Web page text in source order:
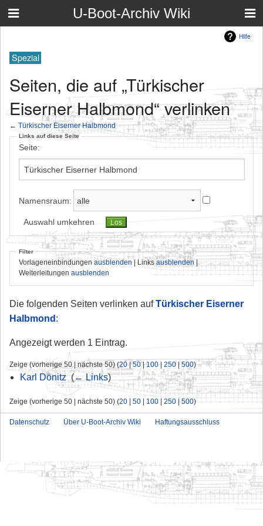
U-Boot-Archiv Wiki
Hilfe
Spezial
Seiten, die auf „Türkischer
Eiserner Halbmond“ verlinken
← Türkischer Eiserner Halbmond
Links auf diese Seite
Seite:
Namensraum:
Auswahl umkehren
Filter
Vorlageneinbindungen ausblenden| Linksausblenden|
Weiterleitungen ausblenden
Die folgenden Seiten verlinken aufTürkischer Eiserner
Halbmond :
Angezeigt werden 1 Eintrag.
Zeige (vorherige 50 | nächste 50) (20|50|100| 250|500)
Karl Dönitz‎(← Links)
Zeige (vorherige 50 | nächste 50) (20 | 50 | 100 | 250 | 500)
Datenschutz Über U-Boot-Archiv Wiki Haftungsausschluss